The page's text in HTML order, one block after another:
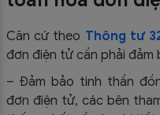
Căn cứ theo Thông tư
đơn điện tử cần phải
– Đảm bảo tinh thần
đơn điện tử, các bên